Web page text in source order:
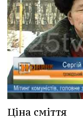
Ціна сміття